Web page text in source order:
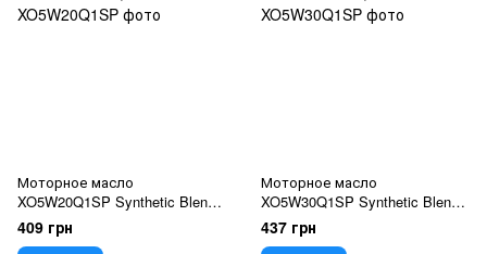
Моторное масло
XO5W20Q1SP Synthetic Blend
5W-20 0,946 л
409 грн
Моторное масло
XO5W30Q1SP Synthetic Blend
5W-30 0,946 л
437 грн